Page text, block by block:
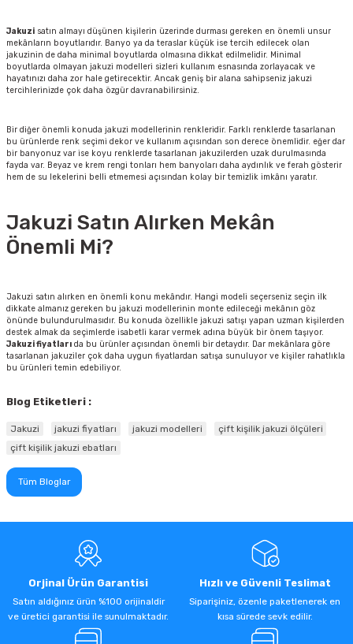
Jakuzi satın almayı düşünen kişilerin üzerinde durması gereken en önemli unsur
mekânların boyutlarıdır. Banyo ya da teraslar küçük ise tercih edilecek olan
jakuzinin de daha minimal boyutlarda olmasına dikkat edilmelidir. Minimal
boyutlarda olmayan jakuzi modelleri sizleri kullanım esnasında zorlayacak ve
hayatınızı daha zor hale getirecektir. Ancak geniş bir alana sahipseniz jakuzi
tercihlerinizde çok daha özgür davranabilirsiniz.
Bir diğer önemli konuda jakuzi modellerinin renkleridir. Farklı renklerde tasarlanan
bu ürünlerde renk seçimi dekor ve kullanım açısından son derece önemlidir. eğer dar
bir banyonuz var ise koyu renklerde tasarlanan jakuzilerden uzak durulmasında
fayda var. Beyaz ve krem rengi tonları hem banyoları daha aydınlık ve ferah gösterir
hem de su lekelerini belli etmemesi açısından kolay bir temizlik imkânı yaratır.
Jakuzi Satın Alırken Mekân
Önemli Mi?
Jakuzi satın alırken en önemli konu mekândır. Hangi modeli seçerseniz seçin ilk
dikkate almanız gereken bu jakuzi modellerinin monte edileceği mekânın göz
önünde bulundurulmasıdır. Bu konuda özellikle jakuzi satışı yapan uzman kişilerden
destek almak da seçimlerde isabetli karar vermek adına büyük bir önem taşıyor.
Jakuzi fiyatları da bu ürünler açısından önemli bir detaydır. Dar mekânlara göre
tasarlanan jakuziler çok daha uygun fiyatlardan satışa sunuluyor ve kişiler rahatlıkla
bu ürünleri temin edebiliyor.
Blog Etiketleri :
Jakuzi jakuzi fiyatları jakuzi modelleri
çift kişilik jakuzi ölçüleri
çift kişilik jakuzi ebatları
Tüm Bloglar
Orjinal Ürün Garantisi
Satın aldığınız ürün %100 orijinaldir
ve üretici garantisi ile sunulmaktadır.
Hızlı ve Güvenli Teslimat
Siparişiniz, özenle paketlenerek en
kısa sürede sevk edilir.